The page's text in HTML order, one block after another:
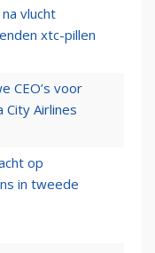
vlucht
xtc-pillen
CEO’s voor
City Airlines
op
in tweede